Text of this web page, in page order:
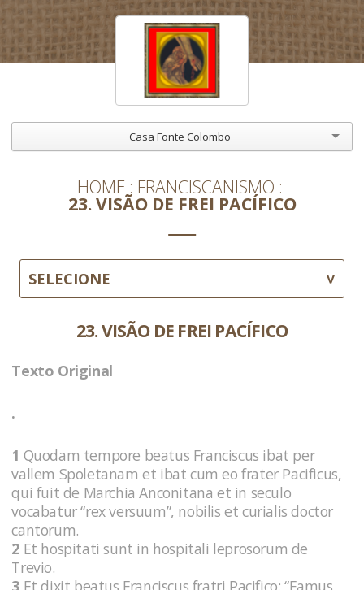
Casa Fonte Colombo
HOME FRANCISCANISMO
23. VISÃO DE FREI PACÍFICO
SELECIONE
23. VISÃO DE FREI PACÍFICO
Texto Original
.
1 Quodam tempore beatus Franciscus ibat per
vallem Spoletanam et ibat cum eo frater Pacificus,
qui fuit de Marchia Anconitana et in seculo
vocabatur “rex versuum”, nobilis et curialis doctor
cantorum.
2 Et hospitati sunt in hospitali leprosorum de
Trevio.
3 Et dixit beatus Franciscus fratri Pacifico: “Eamus